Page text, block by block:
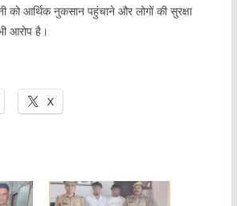
को आर्थिक नुकसान पहुंचाने और लोगों की सुरक्षा
आरोप है।
X